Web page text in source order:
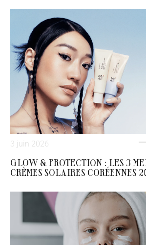
3 juin 2026
GLOW & PROTECTION : LES 3
CRÈMES SOLAIRES CORÉENNES